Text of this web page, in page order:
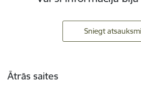
Sniegt atsauksmi
Ātrās saites